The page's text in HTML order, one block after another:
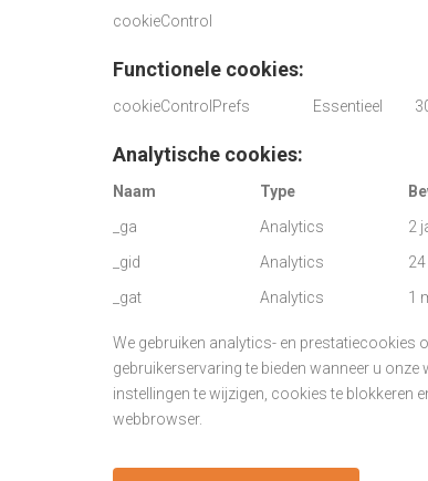
cookieControl
Functionele cookies:
cookieControlPrefs Essentieel
Analytische cookies:
Naam Type
_ga
Analytics 2
_gid
Analytics
_gat
Analytics 1
We gebruiken analytics- en prestatiecookies
gebruikerservaring te bieden wanneer u
instellingen te wijzigen, cookies te blokkeren
webbrowser.